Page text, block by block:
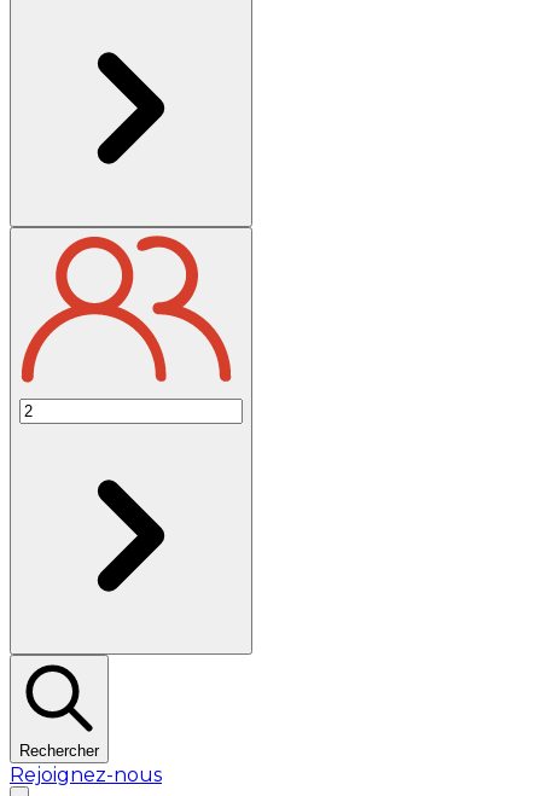
Rechercher
Rejoignez-nous